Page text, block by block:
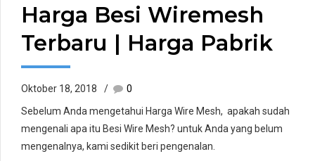
Harga Besi Wiremesh
Terbaru | Harga Pabrik
Oktober 18, 2018
0
Sebelum Anda mengetahui Harga Wire Mesh, apakah sudah
mengenali apa itu Besi Wire Mesh? untuk Anda yang belum
mengenalnya, kami sedikit beri pengenalan.